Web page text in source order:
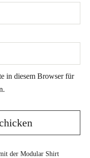
in diesem Browser für
der Modular Shirt